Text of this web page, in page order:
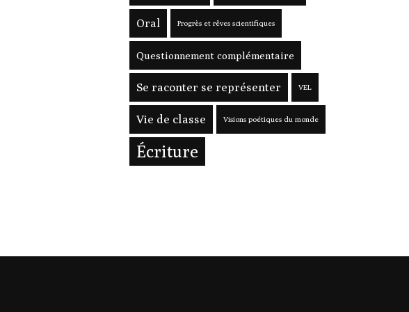
Oral Progrès et rêves scientifiques
Questionnement complémentaire
Se raconter se représenter VEL
Vie de classe Visions poétiques du monde
Écriture